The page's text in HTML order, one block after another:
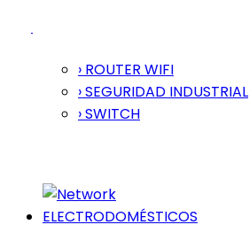
› ROUTER WIFI
› SEGURIDAD INDUSTRIAL
› SWITCH
ELECTRODOMÉSTICOS